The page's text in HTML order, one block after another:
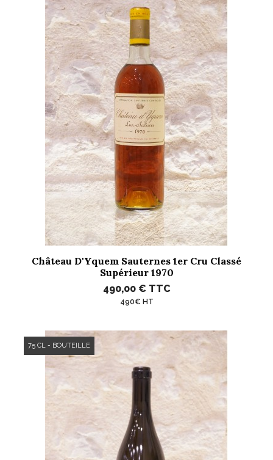
Château D'Yquem Sauternes 1er Cru Classé
Supérieur 1970
490,00 € TTC
490€ HT
75 CL - BOUTEILLE